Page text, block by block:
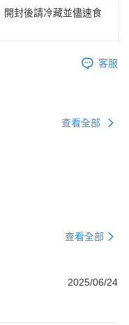
開封後請冷藏並儘速食
客服
查看全部
查看全部
2025/06/24